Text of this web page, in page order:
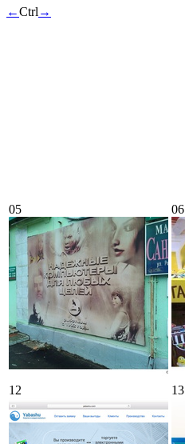
←Ctrl →
05 06
12 13